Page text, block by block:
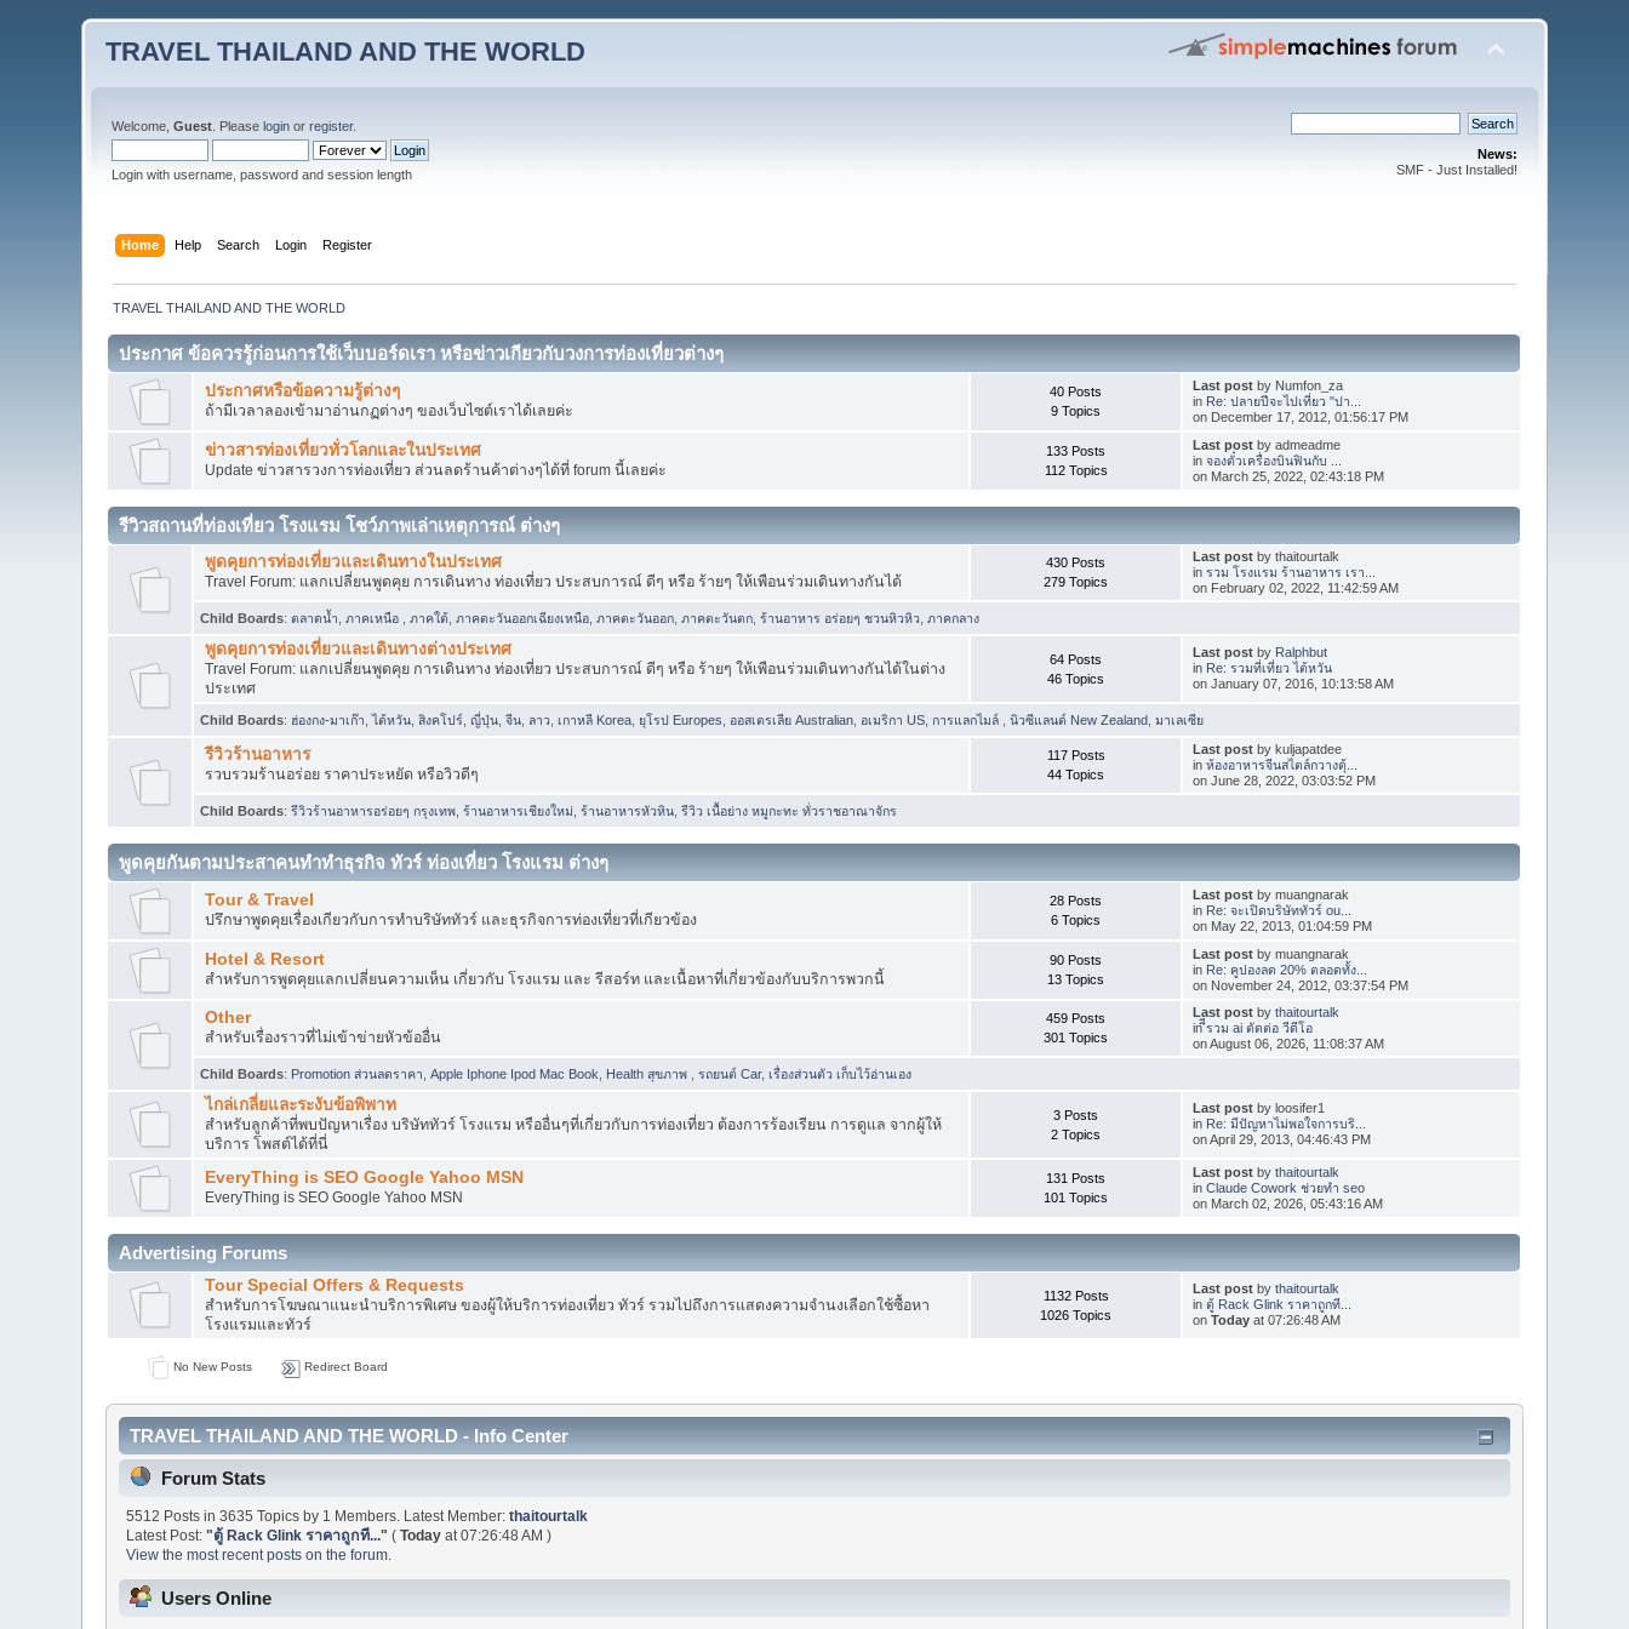
TRAVEL THAILAND AND THE WORLD
Welcome,Guest . Pleaselogin orregister.
Login with username, password and session length
News:
SMF - Just Installed!
Home Help Search Login Register
TRAVEL THAILAND AND THE WORLD
ประกาศ ข้อควรรู้ก่อนการใช้เว็บบอร์ดเรา หรือข่าวเกียวกับวงการท่องเที่ยวต่างๆ
ประกาศหรือข้อความรู้ต่างๆ
ถ้ามีเวลาลองเข้ามาอ่านกฏต่างๆ ของเว็บไซต์เราได้เลยค่ะ
40 Posts
9 Topics
Last postby Numfon_za
in Re: ปลายปีจะไปเที่ยว "ปา...
on December 17, 2012, 01:56:17 PM
ข่าวสารท่องเที่ยวทั่วโลกและในประเทศ
Update ข่าวสารวงการท่องเที่ยว ส่วนลดร้านค้าต่างๆได้ที่ forum นี้เลยค่ะ
133 Posts
112 Topics
Last postby admeadme
in จองตั๋วเครื่องบินฟินกับ ...
on March 25, 2022, 02:43:18 PM
รีวิวสถานที่ท่องเที่ยว โรงแรม โชว์ภาพเล่าเหตุการณ์ ต่างๆ
พูดคุยการท่องเที่ยวและเดินทางในประเทศ
Travel Forum: แลกเปลี่ยนพูดคุย การเดินทาง ท่องเที่ยว ประสบการณ์ ดีๆ หรือ ร้ายๆ ให้เพือนร่วมเดินทางกันได้
430 Posts
279 Topics
Last postby thaitourtalk
in รวม โรงแรม ร้านอาหาร เรา...
on February 02, 2022, 11:42:59 AM
Child Boards:ตลาดน้ำ ,ภาคเหนือ ,ภาคใต้ ,ภาคตะวันออกเฉียงเหนือ ,ภาคตะวันออก ,ภาคตะวันตก ,ร้านอาหาร อร่อยๆ ชวนหิวหิว ,ภาคกลาง
พูดคุยการท่องเที่ยวและเดินทางต่างประเทศ
Travel Forum: แลกเปลี่ยนพูดคุย การเดินทาง ท่องเที่ยว ประสบการณ์ ดีๆ หรือ ร้ายๆ ให้เพือนร่วมเดินทางกันได้ในต่าง
ประเทศ
64 Posts
46 Topics
Last postby Ralphbut
in Re: รวมที่เที่ยว ไต้หวัน
on January 07, 2016, 10:13:58 AM
Child Boards: ฮ่องกง-มาเก๊า ,ไต้หวัน ,สิงคโปร์ ,ญี่ปุ่น ,จีน ลาว ,เกาหลี Korea ยุโรป Europes ออสเตรเลีย Australian อเมริกา US ,การแลกไมล์ ,นิวซีแลนต์ New Zealand ,มาเลเซีย
รีวิวร้านอาหาร
รวบรวมร้านอร่อย ราคาประหยัด หรือวิวดีๆ
117 Posts
44 Topics
Last postby kuljapatdee
in ห้องอาหารจีนสไตล์กวางตุ้...
on June 28, 2022, 03:03:52 PM
Child Boards:รีวิวร้านอาหารอร่อยๆ กรุงเทพ ,ร้านอาหารเชียงใหม่ ,ร้านอาหารหัวหิน ,รีวิว เนื้อย่าง หมูกะทะ ทั่วราชอาณาจักร
พูดคุยกันตามประสาคนทำทำธุรกิจ ทัวร์ ท่องเที่ยว โรงแรม ต่างๆ
Tour & Travel
ปรึกษาพูดคุยเรื่องเกียวกับการทำบริษัททัวร์ และธุรกิจการท่องเที่ยวที่เกียวข้อง
28 Posts
6 Topics
Last postby muangnarak
in Re: จะเปิดบริษัททัวร์ ou...
on May 22, 2013, 01:04:59 PM
Hotel & Resort
สำหรับการพูดคุยแลกเปลี่ยนความเห็น เกี่ยวกับ โรงแรม และ รีสอร์ท และเนื้อหาที่เกี่ยวข้องกับบริการพวกนี้
90 Posts
13 Topics
Last postby muangnarak
in Re: คูปองลด 20% ตลอดทั้ง...
on November 24, 2012, 03:37:54 PM
Other
สำหรับเรื่องราวที่ไม่เข้าข่ายหัวข้ออื่น
459 Posts
301 Topics
Last postby thaitourtalk
inีีรวม ai ตัดต่อ วีดีโอ
on August 06, 2026, 11:08:37 AM
Child Boards: Promotion ส่วนลดราคา ,Apple Iphone Ipod Mac Book Health สุขภาพ ,รถยนต์ Car,เรื่องส่วนตัว เก็บไว้อ่านเอง
ไกล่เกลี่ยและระงับข้อพิพาท
สำหรับลูกค้าที่พบปัญหาเรื่อง บริษัททัวร์ โรงแรม หรืออื่นๆที่เกี่ยวกับการท่องเที่ยว ต้องการร้องเรียน การดูแล จากผู้ให้
บริการ โพสต์ได้ที่นี่
3 Posts
2 Topics
Last postby loosifer1
in Re: มีปัญหาไม่พอใจการบริ...
on April 29, 2013, 04:46:43 PM
EveryThing is SEO Google Yahoo MSN
EveryThing is SEO Google Yahoo MSN
131 Posts
101 Topics
Last postby thaitourtalk
in Claude Cowork ช่วยทำ seo
on March 02, 2026, 05:43:16 AM
Advertising Forums
Tour Special Offers & Requests
สำหรับการโฆษณาแนะนำบริการพิเศษ ของผู้ให้บริการท่องเที่ยว ทัวร์ รวมไปถึงการแสดงความจำนงเลือกใช้ซื้อหา
โรงแรมและทัวร์
1132 Posts
1026 Topics
Last postby thaitourtalk
in ตู้ Rack Glink ราคาถูกที...
on Todayat 07:26:48 AM
No New Posts Redirect Board
TRAVEL THAILAND AND THE WORLD - Info Center
Forum Stats
5512 Posts in 3635 Topics by 1 Members. Latest Member:thaitourtalk
Latest Post:"ตู้ Rack Glink ราคาถูกที..." (Today at 07:26:48 AM )
View the most recent posts on the forum.
Users Online